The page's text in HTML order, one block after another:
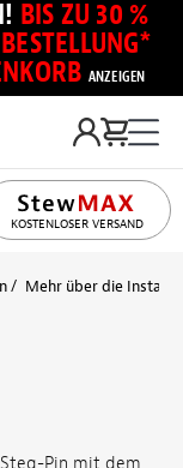
BIS ZU 30 %
ANZEIGEN
KOSTENLOSER VERSAND
Mehr über die
Pin mit dem